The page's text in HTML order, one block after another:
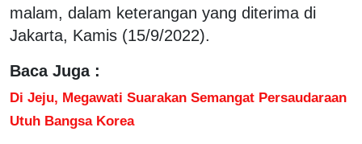
malam, dalam keterangan yang diterima di
Jakarta, Kamis (15/9/2022).
Baca Juga :
Di Jeju, Megawati Suarakan Semangat Persaudaraan
Utuh Bangsa Korea